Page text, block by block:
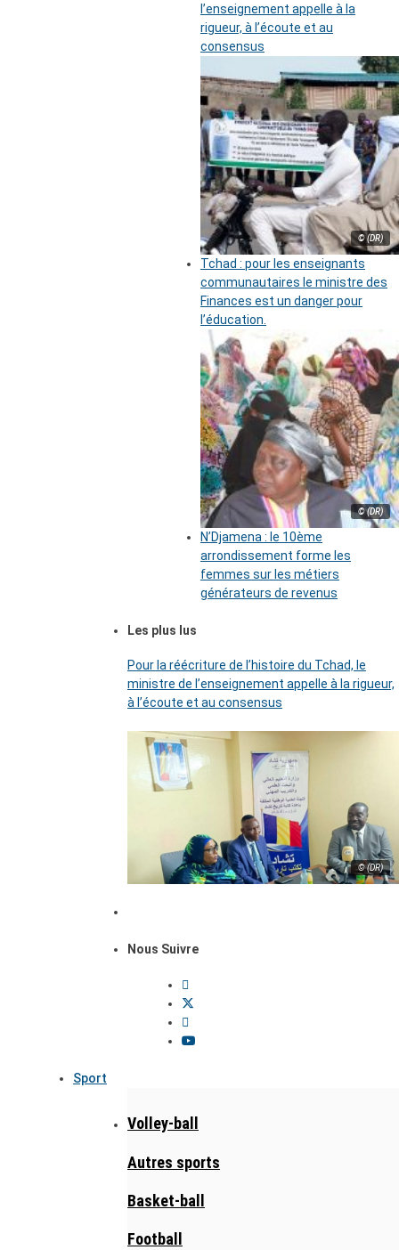
l’enseignement appelle à la
rigueur, à l’écoute et au
consensus
© (DR)
Tchad : pour les enseignants
communautaires le ministre des
Finances est un danger pour
l’éducation.
© (DR)
N’Djamena : le 10ème
arrondissement forme les
femmes sur les métiers
générateurs de revenus
Les plus lus
Pour la réécriture de l’histoire du Tchad, le
ministre de l’enseignement appelle à la rigueur,
à l’écoute et au consensus
© (DR)
Nous Suivre
Sport
Volley-ball
Autres sports
Basket-ball
Football